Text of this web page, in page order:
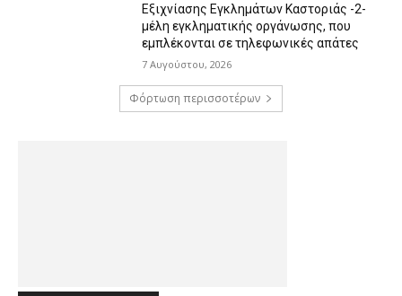
Εξιχνίασης Εγκλημάτων Καστοριάς -2-
μέλη εγκληματικής οργάνωσης, που
εμπλέκονται σε τηλεφωνικές απάτες
7 Αυγούστου, 2026
Φόρτωση περισσοτέρων